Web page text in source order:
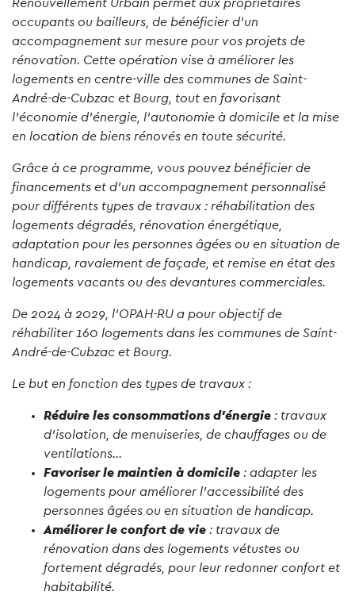
Renouvellement Urbain permet aux propriétaires
occupants ou bailleurs, de bénéficier d’un
accompagnement sur mesure pour vos projets de
rénovation. Cette opération vise à améliorer les
logements en centre-ville des communes de Saint-
André-de-Cubzac et Bourg, tout en favorisant
l’économie d’énergie, l’autonomie à domicile et la mise
en location de biens rénovés en toute sécurité.
Grâce à ce programme, vous pouvez bénéficier de
financements et d’un accompagnement personnalisé
pour différents types de travaux : réhabilitation des
logements dégradés, rénovation énergétique,
adaptation pour les personnes âgées ou en situation de
handicap, ravalement de façade, et remise en état des
logements vacants ou des devantures commerciales.
De 2024 à 2029, l’OPAH-RU a pour objectif de
réhabiliter 160 logements dans les communes de Saint-
André-de-Cubzac et Bourg.
Le but en fonction des types de travaux :
Réduire les consommations d’énergie : travaux
d’isolation, de menuiseries, de chauffages ou de
ventilations…
Favoriser le maintien à domicile : adapter les
logements pour améliorer l’accessibilité des
personnes âgées ou en situation de handicap.
Améliorer le confort de vie : travaux de
rénovation dans des logements vétustes ou
fortement dégradés, pour leur redonner confort et
habitabilité.